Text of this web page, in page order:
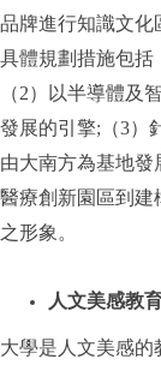
品牌進行知識文化
具體規劃措施包括
（2）以半導體及
發展的引擎;（3）
由大南方為基地發
醫療創新園區到建
之形象。
人文美感教
大學是人文美感